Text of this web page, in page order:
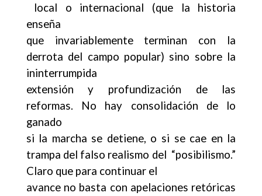
local o internacional (que la historia
enseña
que invariablemente terminan con la
derrota del campo popular) sino sobre la
ininterrumpida
extensión y profundización de las
reformas. No hay consolidación de lo
ganado
si la marcha se detiene, o si se cae en la
trampa del falso realismo del “posibilismo.”
Claro que para continuar el
avance no basta con apelaciones retóricas